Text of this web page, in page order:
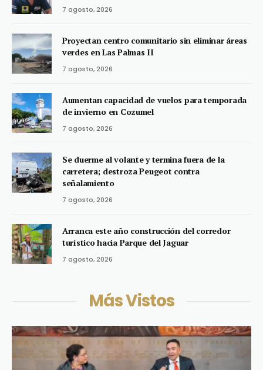
7 agosto, 2026
Proyectan centro comunitario sin eliminar áreas
verdes en Las Palmas II
7 agosto, 2026
Aumentan capacidad de vuelos para temporada
de invierno en Cozumel
7 agosto, 2026
Se duerme al volante y termina fuera de la
carretera; destroza Peugeot contra
señalamiento
7 agosto, 2026
Arranca este año construcción del corredor
turístico hacia Parque del Jaguar
7 agosto, 2026
Más Vistos